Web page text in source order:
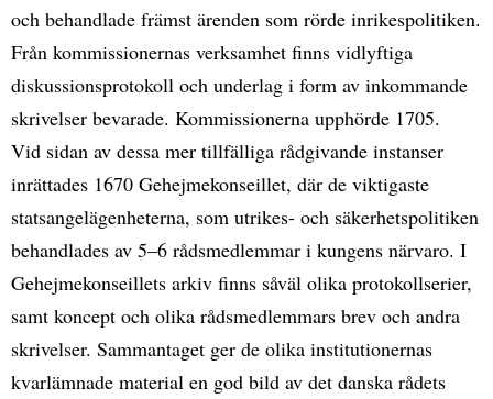
och behandlade främst ärenden som rörde inrikespolitiken.
Från kommissionernas verksamhet finns vidlyftiga
diskussionsprotokoll och underlag i form av inkommande
skrivelser bevarade. Kommissionerna upphörde 1705.
Vid sidan av dessa mer tillfälliga rådgivande instanser
inrättades 1670 Gehejmekonseillet, där de viktigaste
statsangelägenheterna, som utrikes- och säkerhetspolitiken
behandlades av 5–6 rådsmedlemmar i kungens närvaro. I
Gehejmekonseillets arkiv finns såväl olika protokollserier,
samt koncept och olika rådsmedlemmars brev och andra
skrivelser. Sammantaget ger de olika institutionernas
kvarlämnade material en god bild av det danska rådets